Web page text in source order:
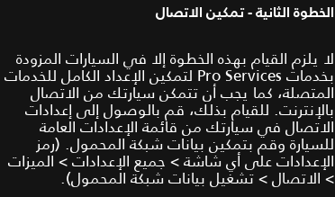
الخطوة الثانية - تمكين الاتصال
لا يلزم القيام بهذه الخطوة إلا في السيارات المزودة
بخدمات Pro Services لتمكين الإعداد الكامل للخدمات
المتصلة، كما يجب أن تتمكن سيارتك من الاتصال
بالإنترنت. للقيام بذلك، قم بالوصول إلى إعدادات
الاتصال في سيارتك من قائمة الإعدادات العامة
للسيارة وقم بتمكين بيانات شبكة المحمول. (رمز
الإعدادات على أي شاشة > جميع الإعدادات > الميزات
> الاتصال > تشغيل بيانات شبكة المحمول).